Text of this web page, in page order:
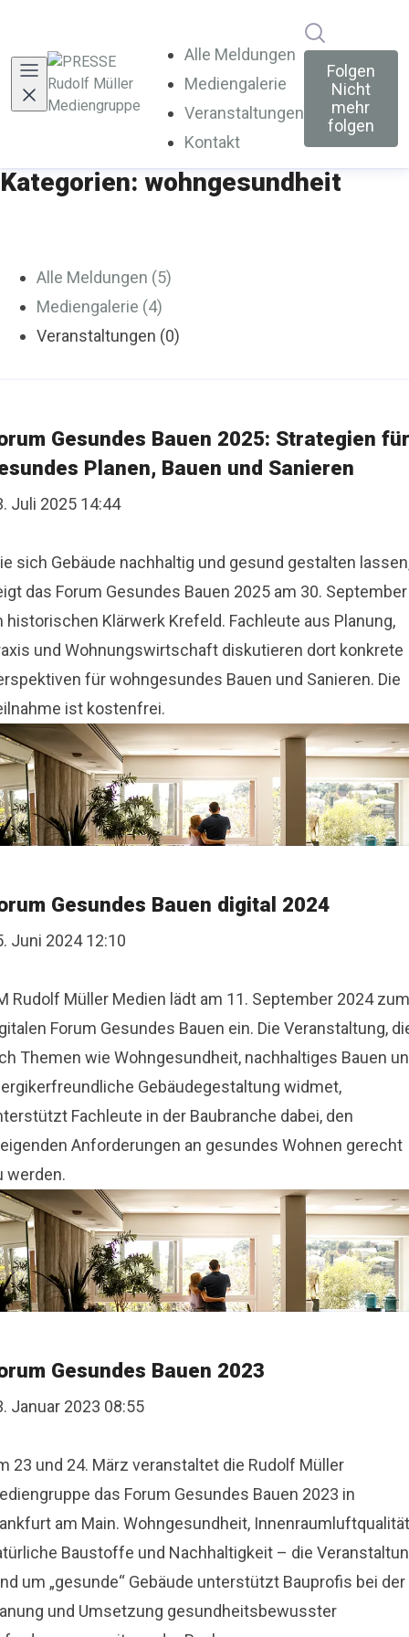
Alle Meldungen
Mediengalerie
Veranstaltungen
Kontakt
Folgen
Nicht
mehr
folgen
Kategorien: wohngesundheit
Alle Meldungen (5)
Mediengalerie (4)
Veranstaltungen (0)
Gesundes Bauen 2025: Strategien für
Planen, Bauen und Sanieren
Juli 2025 14:44
sich Gebäude nachhaltig und gesund gestalten
das Forum Gesundes Bauen 2025 am 30. September
historischen Klärwerk Krefeld. Fachleute aus Planung,
und Wohnungswirtschaft diskutieren dort konkrete
für wohngesundes Bauen und Sanieren. Die
ist kostenfrei.
Gesundes Bauen digital 2024
Juni 2024 12:10
Rudolf Müller Medien lädt am 11. September 2024 zum
Forum Gesundes Bauen ein. Die Veranstaltung,
Themen wie Wohngesundheit, nachhaltiges Bauen
Gebäudegestaltung widmet,
Fachleute in der Baubranche dabei, den
Anforderungen an gesundes Wohnen gerecht
werden.
Gesundes Bauen 2023
Januar 2023 08:55
23 und 24. März veranstaltet die Rudolf Müller
das Forum Gesundes Bauen 2023 in
am Main. Wohngesundheit,
Baustoffe und Nachhaltigkeit – die
um „gesunde“ Gebäude unterstützt Bauprofis bei der
und Umsetzung gesundheitsbewusster